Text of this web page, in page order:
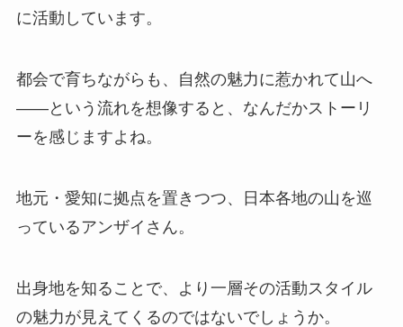
に活動しています。
都会で育ちながらも、自然の魅力に惹かれて山へ
――という流れを想像すると、なんだかストーリ
ーを感じますよね。
地元・愛知に拠点を置きつつ、日本各地の山を巡
っているアンザイさん。
出身地を知ることで、より一層その活動スタイル
の魅力が見えてくるのではないでしょうか。